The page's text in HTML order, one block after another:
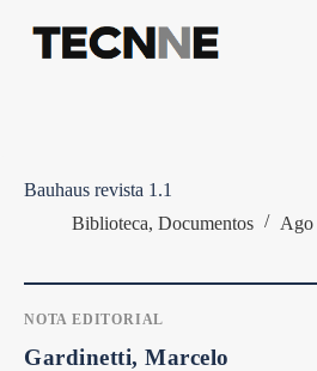
contenido
Bauhaus revista 1.1
Biblioteca, Documentos Ago
NOTA EDITORIAL
Gardinetti, Marcelo